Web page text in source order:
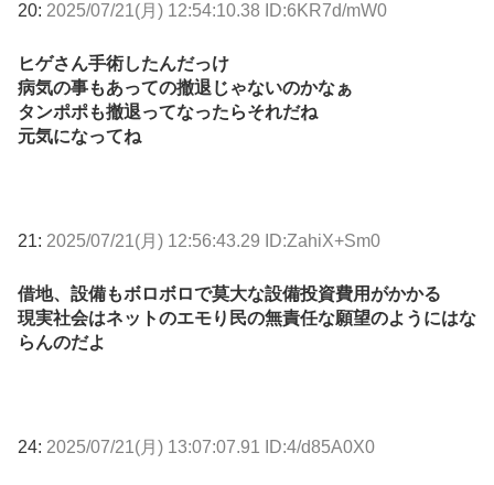
20: 2025/07/21(月) 12:54:10.38 ID:6KR7d/mW0
ヒゲさん手術したんだっけ
病気の事もあっての撤退じゃないのかなぁ
タンポポも撤退ってなったらそれだね
元気になってね
21: 2025/07/21(月) 12:56:43.29 ID:ZahiX+Sm0
借地、設備もボロボロで莫大な設備投資費用がかかる
現実社会はネットのエモり民の無責任な願望のようにはな
らんのだよ
24: 2025/07/21(月) 13:07:07.91 ID:4/d85A0X0